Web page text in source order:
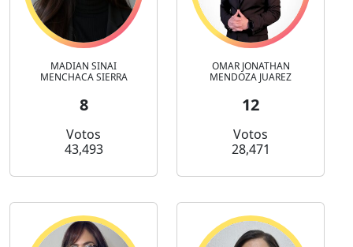
MADIAN SINAI
MENCHACA SIERRA
8
Votos
43,493
OMAR JONATHAN
MENDOZA JUAREZ
12
Votos
28,471